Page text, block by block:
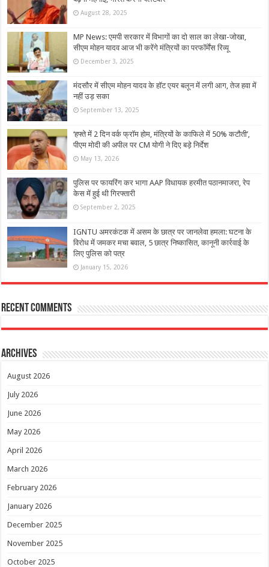
August 28, 2025
MP News: एमपी सरकार में विभागों का दो साल का लेखा-जोखा,
सीएम मोहन यादव आज भी करेंगे मंत्रियों का परफॉर्मेंस रिव्यू
December 3, 2025
मंदसौर में सीएम मोहन यादव के हॉट एयर बलून में लगी आग, तेज हवा में
नहीं उड़ सका
September 13, 2025
‘हफ्ते में 2 दिन वर्क फ्रॉम होम, मंत्रियों के काफिले में 50% कटौती’,
पीएम मोदी की अपील पर CM योगी ने दिए बड़े निर्देश
May 13, 2026
पुलिस पर फायरिंग कर भागा AAP विधायक हरमीत पठानमाजरा, रेप
केस में हुई थी गिरफ्तारी
September 2, 2025
IGNTU अमरकंटक में असम के छात्र पर जानलेवा हमला: घटना के
विरोध में जमकर मचा बवाल, 5 छात्र निष्कासित, कानूनी कार्रवाई के
लिए पुलिस को पत्र
January 15, 2026
Recent Comments
Archives
August 2026
July 2026
June 2026
May 2026
April 2026
March 2026
February 2026
January 2026
December 2025
November 2025
October 2025